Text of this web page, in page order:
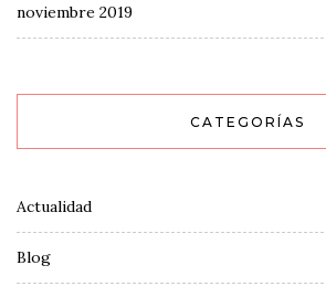
noviembre 2019
CATEGORÍAS
Actualidad
Blog